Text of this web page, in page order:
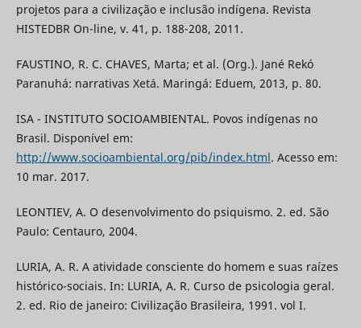
projetos para a civilização e inclusão indígena. Revista
HISTEDBR On-line, v. 41, p. 188-208, 2011.
FAUSTINO, R. C. CHAVES, Marta; et al. (Org.). Jané Rekó
Paranuhá: narrativas Xetá. Maringá: Eduem, 2013, p. 80.
ISA - INSTITUTO SOCIOAMBIENTAL. Povos indígenas no
Brasil. Disponível em:
http://www.socioambiental.org/pib/index.html. Acesso em:
10 mar. 2017.
LEONTIEV, A. O desenvolvimento do psiquismo. 2. ed. São
Paulo: Centauro, 2004.
LURIA, A. R. A atividade consciente do homem e suas raízes
histórico-sociais. In: LURIA, A. R. Curso de psicologia geral.
2. ed. Rio de janeiro: Civilização Brasileira, 1991. vol I.